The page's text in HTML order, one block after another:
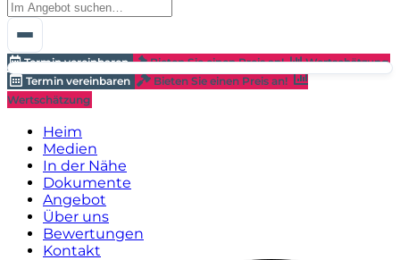
Termin vereinbaren Bieten Sie einen Preis an!
Wertschätzung
Termin vereinbaren
Bieten Sie einen Preis an!
Wertschätzung
Heim
Medien
In der Nähe
Dokumente
Angebot
Über uns
Bewertungen
Kontakt